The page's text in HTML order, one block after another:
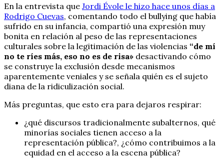
En la entrevista que Jordi Évole le hizo hace unos días a
Rodrigo Cuevas, comentando todo el bullying que había
sufrido en su infancia, compartió una expresión muy
bonita en relación al peso de las representaciones
culturales sobre la legitimación de las violencias “de mí
no te ríes más, eso no es de risa» desactivando cómo
se construye la exclusión desde mecanismos
aparentemente veniales y se señala quién es el sujeto
diana de la ridiculización social.
Más preguntas, que esto era para dejaros respirar:
¿qué discursos tradicionalmente subalternos, qué
minorías sociales tienen acceso a la
representación pública?, ¿cómo contribuimos a la
equidad en el acceso a la escena pública?